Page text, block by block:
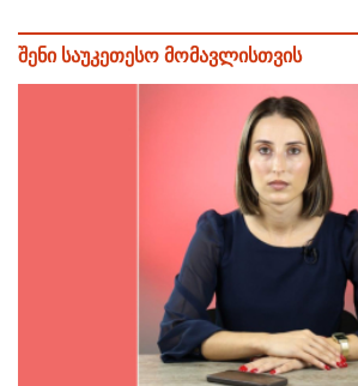
შენი საუკეთესო მომავლისთვის